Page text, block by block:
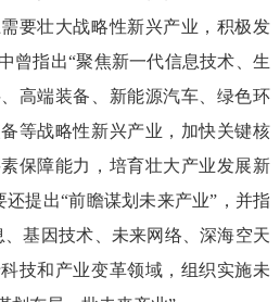
要壮大战略性新兴产业，积极发
曾指出“聚焦新一代信息技术、生
高端装备、新能源汽车、绿色环
等战略性新兴产业，加快关键核
保障能力，培育壮大产业发展新
还提出“前瞻谋划未来产业”，并指
基因技术、未来网络、深海空天
技和产业变革领域，组织实施未